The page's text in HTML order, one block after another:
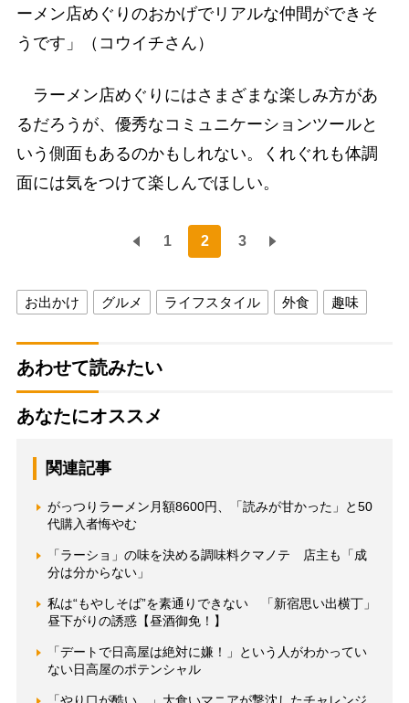
ーメン店めぐりのおかげでリアルな仲間ができそ
うです」（コウイチさん）
ラーメン店めぐりにはさまざまな楽しみ方があ
るだろうが、優秀なコミュニケーションツールと
いう側面もあるのかもしれない。くれぐれも体調
面には気をつけて楽しんでほしい。
1 2 3
お出かけ グルメ ライフスタイル 外食 趣味
あわせて読みたい
あなたにオススメ
関連記事
がっつりラーメン月額8600円、「読みが甘かった」と50
代購入者悔やむ
「ラーショ」の味を決める調味料クマノテ 店主も「成
分は分からない」
私は“もやしそば”を素通りできない 「新宿思い出横丁」
昼下がりの誘惑【昼酒御免！】
「デートで日高屋は絶対に嫌！」という人がわかってい
ない日高屋のポテンシャル
「やり口が酷い…」大食いマニアが撃沈したチャレンジ